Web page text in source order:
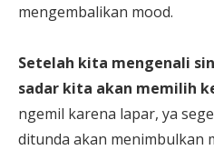
mengembalikan mood.
Setelah kita mengenali
sadar kita akan memilih
ngemil karena lapar, ya
ditunda akan menimbulkan